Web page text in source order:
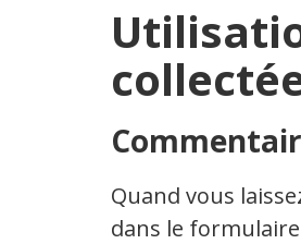
Quand vous
dans le